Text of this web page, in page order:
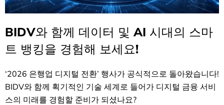
BIDV와 함께 데이터 및 AI 시대의 스마
트 뱅킹을 경험해 보세요!
‘2026 은행업 디지털 전환’ 행사가 공식적으로 돌아왔습니다!
BIDV와 함께 획기적인 기술 세계로 들어가 디지털 금융 서비
스의 미래를 경험할 준비가 되셨나요?